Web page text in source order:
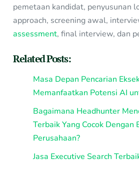
pemetaan kandidat, penyusunan
approach, screening awal,
assessment, final interview, dan
Related Posts:
Masa Depan Pencarian
Memanfaatkan Potensi AI
Bagaimana Headhunter
Terbaik Yang Cocok Dengan
Perusahaan?
Jasa Executive Search